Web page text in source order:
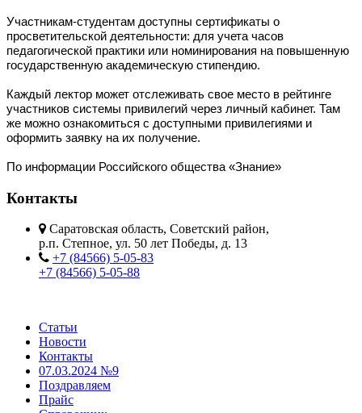
Участникам-студентам доступны сертификаты о
просветительской деятельности: для учета часов
педагогической практики или номинирования на повышенную
государственную академическую стипендию.
Каждый лектор может отслеживать свое место в рейтинге
участников системы привилегий через личный кабинет. Там
же можно ознакомиться с доступными привилегиями и
оформить заявку на их получение.
По информации Российского общества «Знание»
Контакты
Саратовская область, Советский район,
р.п. Степное, ул. 50 лет Победы, д. 13
+7 (84566) 5-05-83
+7 (84566) 5-05-88
Статьи
Новости
Контакты
07.03.2024 №9
Поздравляем
Прайс